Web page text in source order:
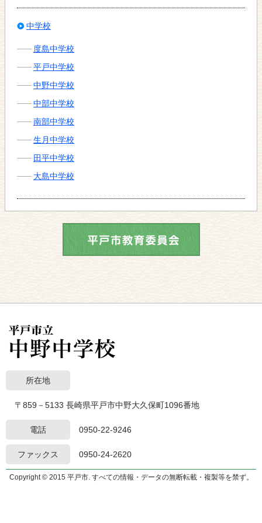
中学校
度島中学校
平戸中学校
中野中学校
中部中学校
南部中学校
生月中学校
田平中学校
大島中学校
所在地
〒859－5133 長崎県平戸市中野大久保町1096番地
電話 0950-22-9246
ファックス 0950-24-2620
Copyright © 2015 平戸市. すべての情報・データの無断転載・複製等を禁ず。